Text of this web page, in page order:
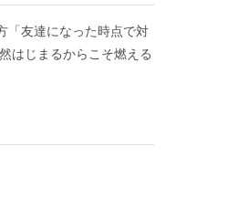
「友達になった時点で対
はじまるからこそ燃える